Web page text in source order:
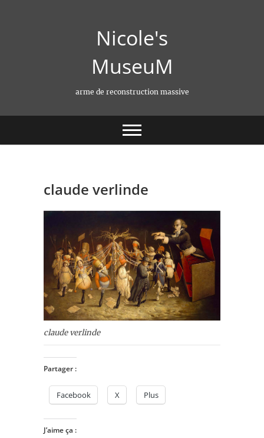
Nicole's
MuseuM
arme de reconstruction massive
claude verlinde
claude verlinde
Partager :
Facebook X Plus
J’aime ça :